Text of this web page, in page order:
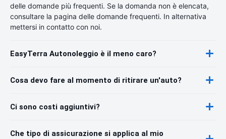
delle domande più frequenti. Se la domanda non è elencata,
consultare la pagina delle domande frequenti. In alternativa
mettersi in contatto con noi.
EasyTerra Autonoleggio è il meno caro?
Cosa devo fare al momento di ritirare un'auto?
Ci sono costi aggiuntivi?
Che tipo di assicurazione si applica al mio